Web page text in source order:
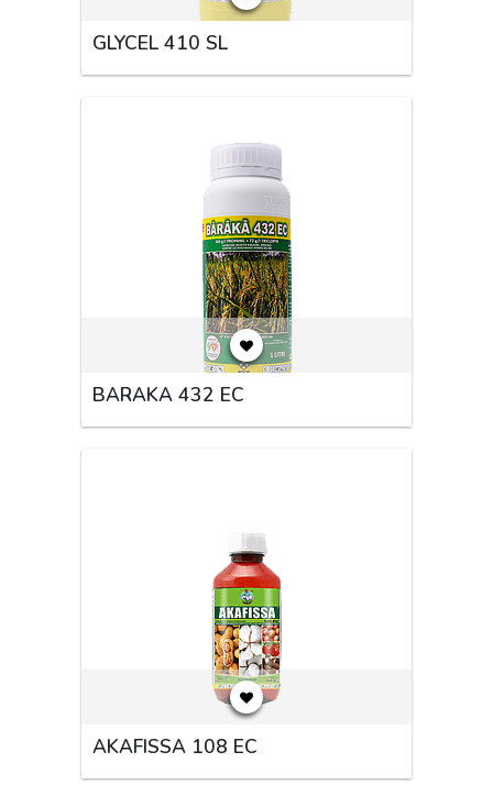
GLYCEL 410 SL
BARAKA 432 EC
AKAFISSA 108 EC